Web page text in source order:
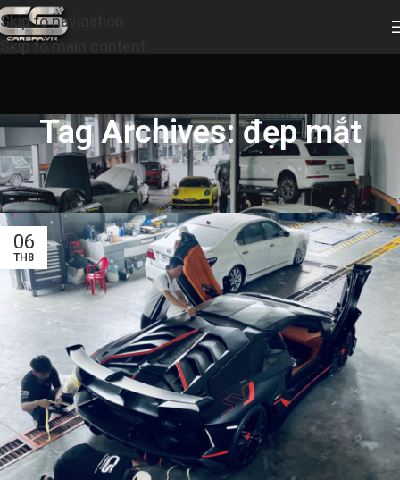
Skip to navigation
Skip to main content
Tag Archives: đẹp mắt
06
TH8